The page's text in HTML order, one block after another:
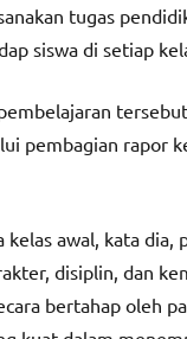
tugas
siswa di setiap
pembagian rapor
kelas awal, kata dia,
disiplin, dan
bertahap oleh